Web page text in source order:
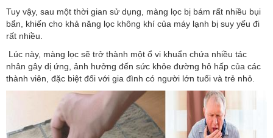
Tuy vậy, sau một thời gian sử dụng, màng lọc bị bám rất nhiều bụi
bẩn, khiến cho khả năng lọc không khí của máy lạnh bị suy yếu đi
rất nhiều.
Lúc này, màng lọc sẽ trở thành một ổ vi khuẩn chứa nhiều tác
nhân gây dị ứng, ảnh hưởng đến sức khỏe đường hô hấp của các
thành viên, đặc biệt đối với gia đình có người lớn tuổi và trẻ nhỏ.